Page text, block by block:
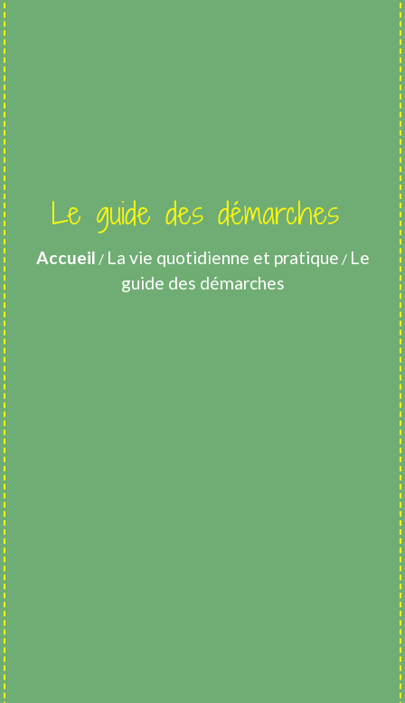
Le guide des démarches
Accueil / La vie quotidienne et pratique / Le
guide des démarches